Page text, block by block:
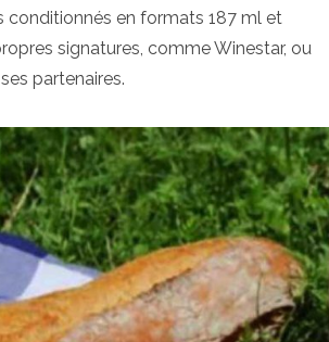
conditionnés en formats 187 ml et
signatures, comme Winestar, ou
partenaires.